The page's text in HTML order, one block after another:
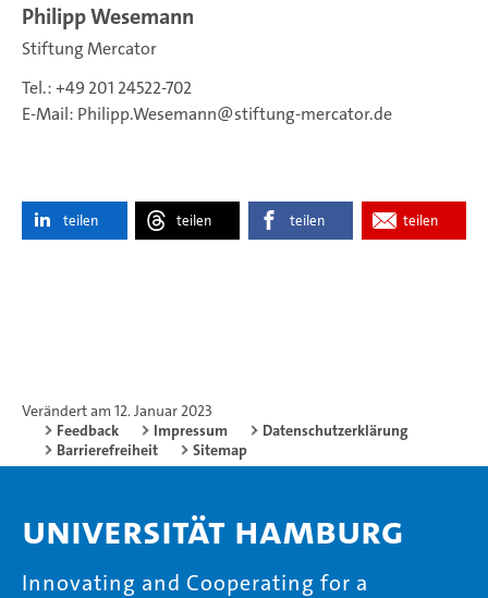
Philipp Wesemann
Stiftung Mercator
Tel.: +49 201 24522-702
E-Mail: Philipp.Wesemann stiftung-mercator.de
teilen teilen teilen teilen
Verändert am 12. Januar 2023
Feedback
Impressum
Datenschutzerklärung
Barrierefreiheit
Sitemap
Universität Hamburg
Innovating and Cooperating for a